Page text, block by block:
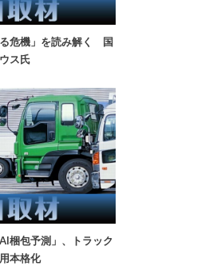
る危機」を読み解く 国
ス氏
梱包予測」、トラック
本格化